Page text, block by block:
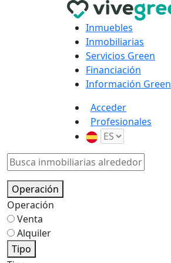
Inmuebles
Inmobiliarias
Servicios Green
Financiación
Información Green
Acceder
Profesionales
Operación
Operación
Venta
Alquiler
Tipo